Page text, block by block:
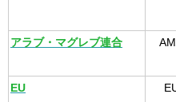
アラブ・マグレブ連合
EU